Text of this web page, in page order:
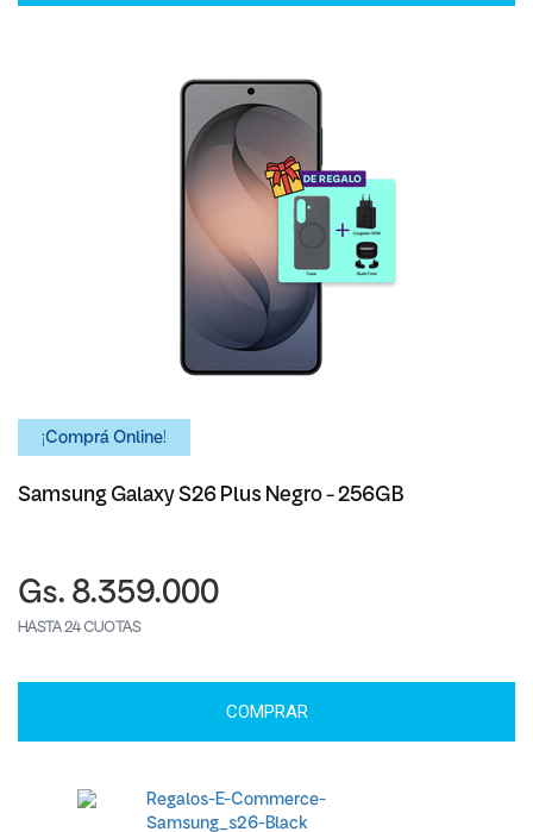
¡Comprá Online!
Samsung Galaxy S26 Plus Negro - 256GB
Gs. 8.359.000
HASTA 24 CUOTAS
COMPRAR